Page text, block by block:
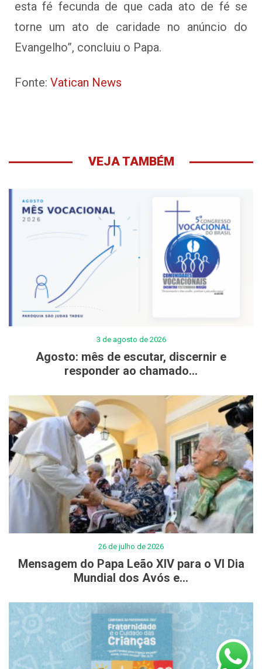
esta fé fecunda de que cada ato de fé se
torne um ato de caridade no anúncio do
Evangelho”, concluiu o Papa.
Fonte: Vatican News
VEJA TAMBÉM
3 de agosto de 2026
Agosto: mês de escutar, discernir e
responder ao chamado...
26 de julho de 2026
Mensagem do Papa Leão XIV para o VI Dia
Mundial dos Avós e...